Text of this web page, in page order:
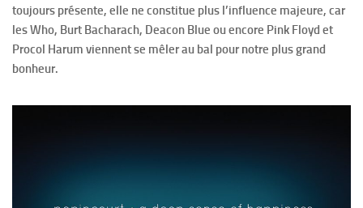
toujours présente, elle ne constitue plus l’influence majeure, car
les Who, Burt Bacharach, Deacon Blue ou encore Pink Floyd et
Procol Harum viennent se mêler au bal pour notre plus grand
bonheur.